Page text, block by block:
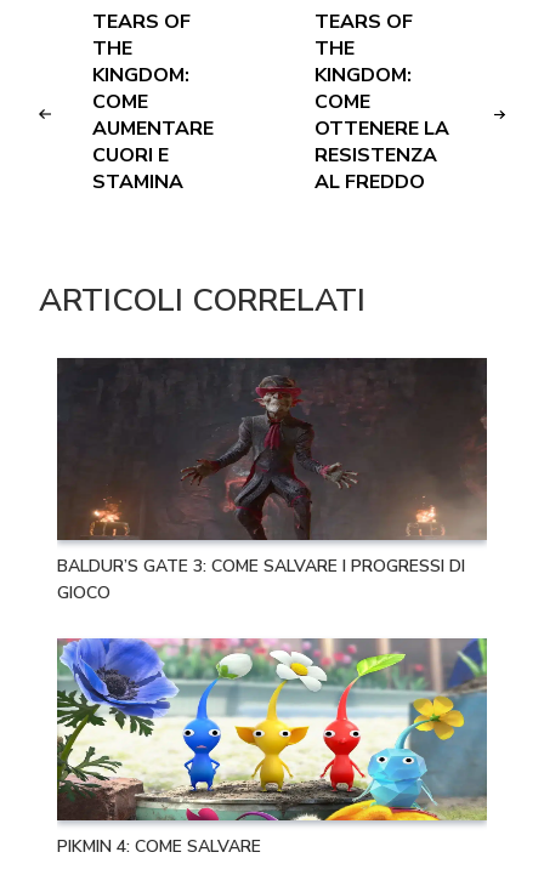
TEARS OF
THE
KINGDOM:
COME
AUMENTARE
CUORI E
STAMINA
TEARS OF
THE
KINGDOM:
COME
OTTENERE LA
RESISTENZA
AL FREDDO
ARTICOLI CORRELATI
BALDUR’S GATE 3: COME SALVARE I PROGRESSI DI
GIOCO
PIKMIN 4: COME SALVARE